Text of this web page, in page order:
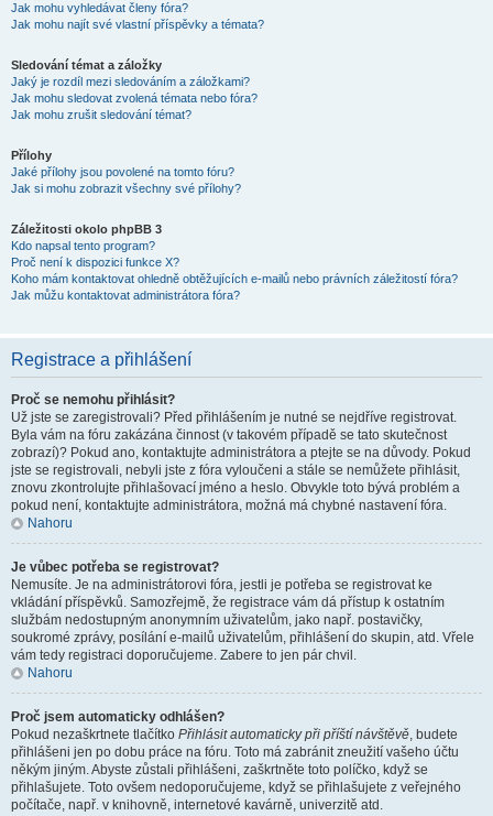
Jak mohu vyhledávat členy fóra?
Jak mohu najít své vlastní příspěvky a témata?
Sledování témat a záložky
Jaký je rozdíl mezi sledováním a záložkami?
Jak mohu sledovat zvolená témata nebo fóra?
Jak mohu zrušit sledování témat?
Přílohy
Jaké přílohy jsou povolené na tomto fóru?
Jak si mohu zobrazit všechny své přílohy?
Záležitosti okolo phpBB 3
Kdo napsal tento program?
Proč není k dispozici funkce X?
Koho mám kontaktovat ohledně obtěžujících e-mailů nebo právních záležitostí fóra?
Jak můžu kontaktovat administrátora fóra?
Registrace a přihlášení
Proč se nemohu přihlásit?
Už jste se zaregistrovali? Před přihlášením je nutné se nejdříve registrovat.
Byla vám na fóru zakázána činnost (v takovém případě se tato skutečnost
zobrazí)? Pokud ano, kontaktujte administrátora a ptejte se na důvody. Pokud
jste se registrovali, nebyli jste z fóra vyloučeni a stále se nemůžete přihlásit,
znovu zkontrolujte přihlašovací jméno a heslo. Obvykle toto bývá problém a
pokud není, kontaktujte administrátora, možná má chybné nastavení fóra.
Nahoru
Je vůbec potřeba se registrovat?
Nemusíte. Je na administrátorovi fóra, jestli je potřeba se registrovat ke
vkládání příspěvků. Samozřejmě, že registrace vám dá přístup k ostatním
službám nedostupným anonymním uživatelům, jako např. postavičky,
soukromé zprávy, posílání e-mailů uživatelům, přihlášení do skupin, atd. Vřele
vám tedy registraci doporučujeme. Zabere to jen pár chvil.
Nahoru
Proč jsem automaticky odhlášen?
Pokud nezaškrtnete tlačítko Přihlásit automaticky při příští návštěvě, budete
přihlášeni jen po dobu práce na fóru. Toto má zabránit zneužití vašeho účtu
někým jiným. Abyste zůstali přihlášeni, zaškrtněte toto políčko, když se
přihlašujete. Toto ovšem nedoporučujeme, když se přihlašujete z veřejného
počítače, např. v knihovně, internetové kavárně, univerzitě atd.